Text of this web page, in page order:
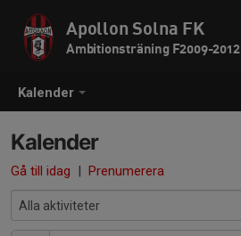
Kalender
Apollon Solna FK
Ambitionsträning F2009-2012
Kalender
Gå till idag | Prenumerera